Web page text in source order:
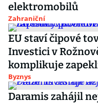
elektromobilů
Zahraniční
EU staví čipové
Investici v
komplikuje
Byznys
Daramis zahájil